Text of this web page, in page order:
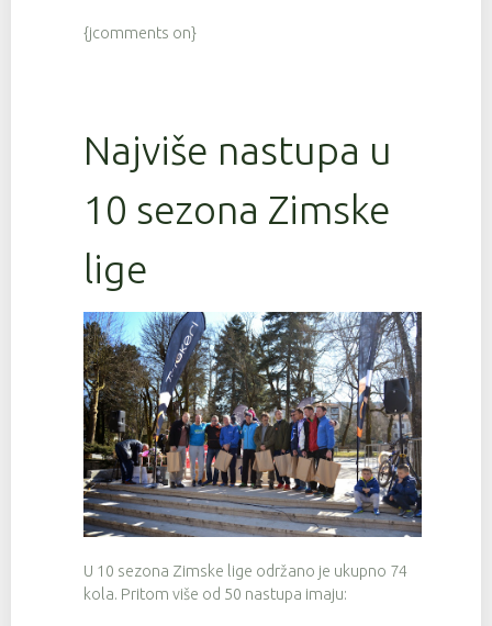
{jcomments on}
Najviše nastupa u
10 sezona Zimske
lige
U 10 sezona Zimske lige održano je ukupno 74
kola. Pritom više od 50 nastupa imaju: